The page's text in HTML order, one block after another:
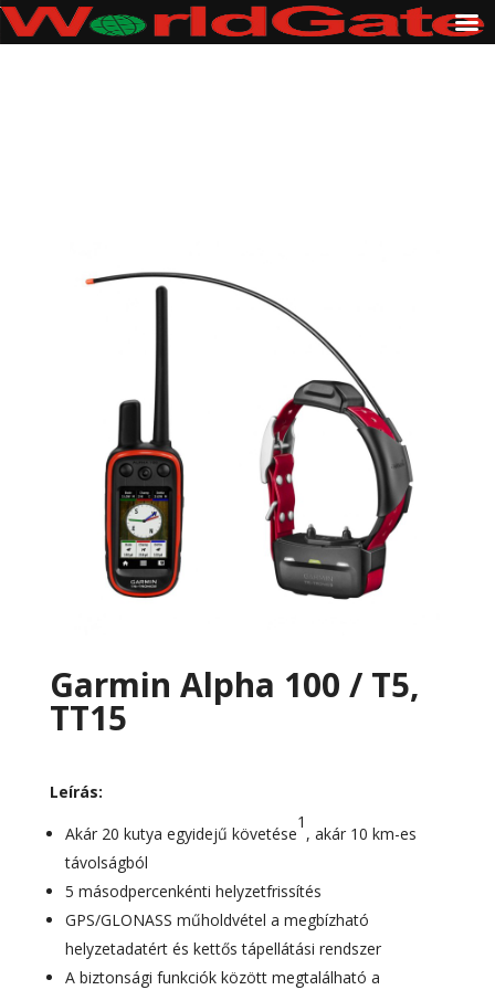
Garmin Alpha 100 / T5,
TT15
Leírás:
Akár 20 kutya egyidejű követése
1
, akár 10 km-es
távolságból
5 másodpercenkénti helyzetfrissítés
GPS/GLONASS műholdvétel a megbízható
helyzetadatért és kettős tápellátási rendszer
A biztonsági funkciók között megtalálható a